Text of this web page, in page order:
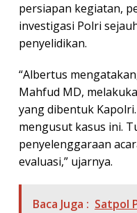
persiapan kegiatan,
investigasi Polri
penyelidikan.
“Albertus
Mahfud MD,
yang dibentuk
mengusut kasus ini.
penyelenggaraan
evaluasi,” ujarnya.
Baca Juga : Satpol